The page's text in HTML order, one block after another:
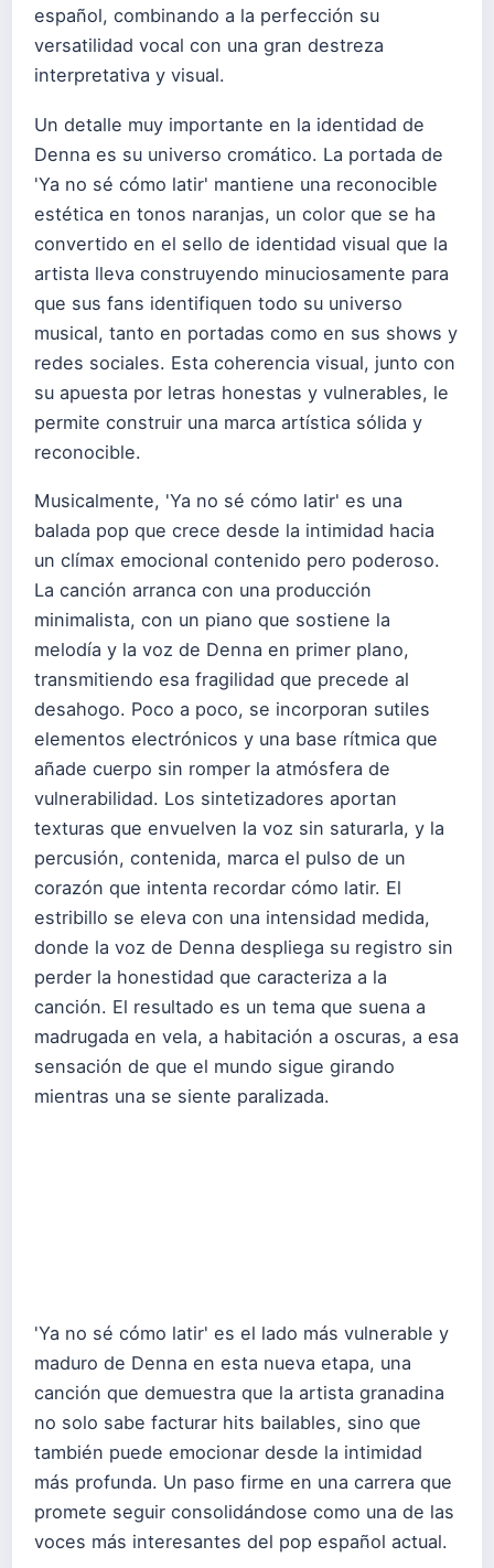
español, combinando a la perfección su
versatilidad vocal con una gran destreza
interpretativa y visual.
Un detalle muy importante en la identidad de
Denna es su universo cromático. La portada de
'Ya no sé cómo latir' mantiene una reconocible
estética en tonos naranjas, un color que se ha
convertido en el sello de identidad visual que la
artista lleva construyendo minuciosamente para
que sus fans identifiquen todo su universo
musical, tanto en portadas como en sus shows y
redes sociales. Esta coherencia visual, junto con
su apuesta por letras honestas y vulnerables, le
permite construir una marca artística sólida y
reconocible.
Musicalmente, 'Ya no sé cómo latir' es una
balada pop que crece desde la intimidad hacia
un clímax emocional contenido pero poderoso.
La canción arranca con una producción
minimalista, con un piano que sostiene la
melodía y la voz de Denna en primer plano,
transmitiendo esa fragilidad que precede al
desahogo. Poco a poco, se incorporan sutiles
elementos electrónicos y una base rítmica que
añade cuerpo sin romper la atmósfera de
vulnerabilidad. Los sintetizadores aportan
texturas que envuelven la voz sin saturarla, y la
percusión, contenida, marca el pulso de un
corazón que intenta recordar cómo latir. El
estribillo se eleva con una intensidad medida,
donde la voz de Denna despliega su registro sin
perder la honestidad que caracteriza a la
canción. El resultado es un tema que suena a
madrugada en vela, a habitación a oscuras, a esa
sensación de que el mundo sigue girando
mientras una se siente paralizada.
'Ya no sé cómo latir' es el lado más vulnerable y
maduro de Denna en esta nueva etapa, una
canción que demuestra que la artista granadina
no solo sabe facturar hits bailables, sino que
también puede emocionar desde la intimidad
más profunda. Un paso firme en una carrera que
promete seguir consolidándose como una de las
voces más interesantes del pop español actual.